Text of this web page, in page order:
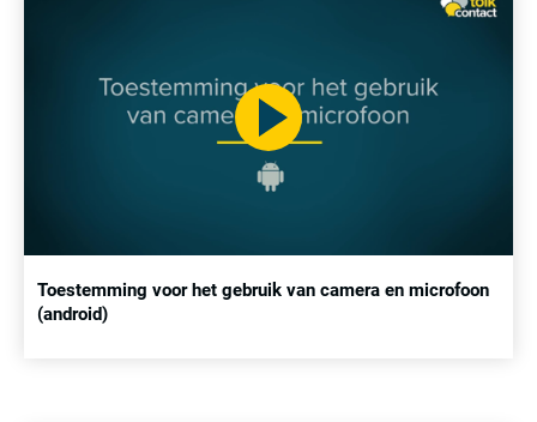
Toestemming voor het gebruik van camera en microfoon
(android)